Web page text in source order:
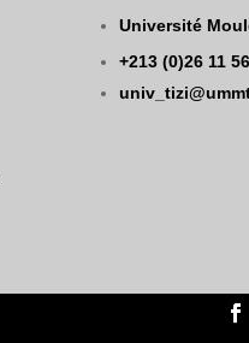
Université
+213 (0)26 11